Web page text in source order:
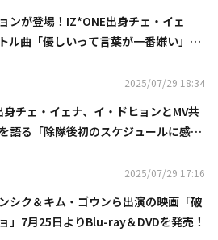
ンが登場！IZ*ONE出身チェ・イェ
ル曲「優しいって言葉が一番嫌い」MV
2025/07/29 18:34
身チェ・イェナ、イ・ドヒョンとMV共
語る「除隊後初のスケジュールに感
2025/07/29 17:16
シク＆キム・ゴウンら出演の映画「破
」7月25日よりBlu-ray＆DVDを発売！